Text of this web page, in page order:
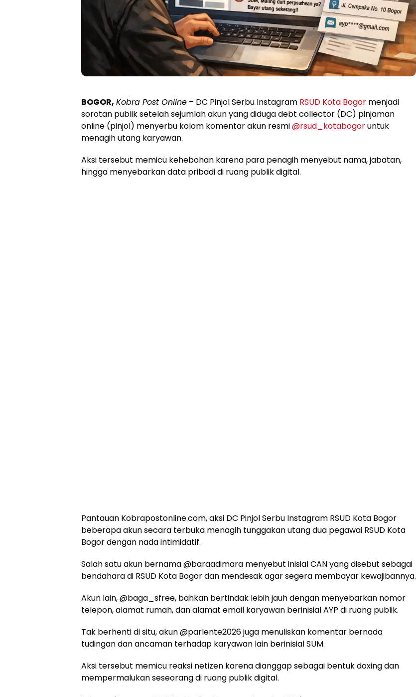
BOGOR, Kobra Post Online – DC Pinjol Serbu Instagram RSUD Kota Bogor menjadi
sorotan publik setelah sejumlah akun yang diduga debt collector (DC) pinjaman
online (pinjol) menyerbu kolom komentar akun resmi@rsud_kotabogoruntuk
menagih utang karyawan.
Aksi tersebut memicu kehebohan karena para penagih menyebut nama, jabatan,
hingga menyebarkan data pribadi di ruang publik digital.
Pantauan Kobrapostonline.com, aksi DC Pinjol Serbu Instagram RSUD Kota Bogor
beberapa akun secara terbuka menagih tunggakan utang dua pegawai RSUD Kota
Bogor dengan nada intimidatif.
Salah satu akun bernama @baraadimara menyebut inisial CAN yang disebut sebagai
bendahara di RSUD Kota Bogor dan mendesak agar segera membayar kewajibannya.
Akun lain, @baga_sfree, bahkan bertindak lebih jauh dengan menyebarkan nomor
telepon, alamat rumah, dan alamat email karyawan berinisial AYP di ruang publik.
Tak berhenti di situ, akun @parlente2026 juga menuliskan komentar bernada
tudingan dan ancaman terhadap karyawan lain berinisial SUM.
Aksi tersebut memicu reaksi netizen karena dianggap sebagai bentuk doxing dan
mempermalukan seseorang di ruang publik digital.